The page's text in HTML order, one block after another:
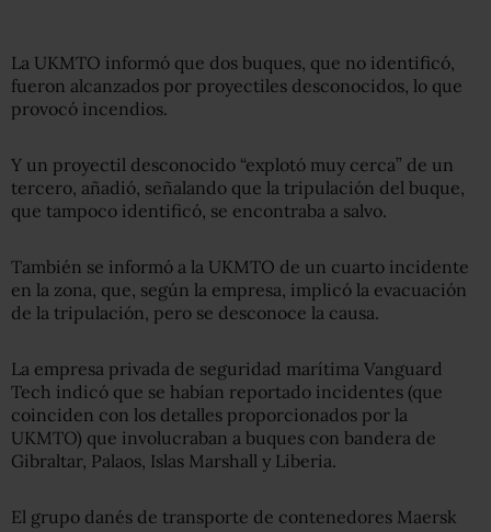
La UKMTO informó que dos buques, que no identificó,
fueron alcanzados por proyectiles desconocidos, lo que
provocó incendios.
Y un proyectil desconocido “explotó muy cerca” de un
tercero, añadió, señalando que la tripulación del buque,
que tampoco identificó, se encontraba a salvo.
También se informó a la UKMTO de un cuarto incidente
en la zona, que, según la empresa, implicó la evacuación
de la tripulación, pero se desconoce la causa.
La empresa privada de seguridad marítima Vanguard
Tech indicó que se habían reportado incidentes (que
coinciden con los detalles proporcionados por la
UKMTO) que involucraban a buques con bandera de
Gibraltar, Palaos, Islas Marshall y Liberia.
El grupo danés de transporte de contenedores Maersk